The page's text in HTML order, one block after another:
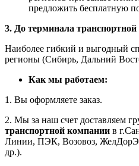
предложить бесплатную
3. До терминала
Наиболее гибкий и выгодный
регионы (Сибирь, Дальний
Как мы работаем:
1. Вы оформляете заказ.
2. Мы за наш счет доставляем
транспортной компании в
Линии, ПЭК, Возовоз,
др.).